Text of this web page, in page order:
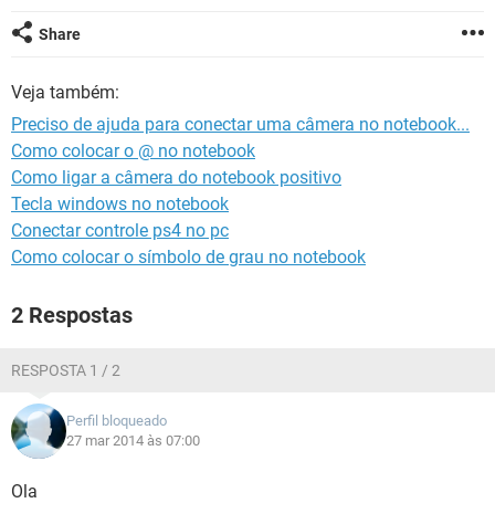
Share
Veja também:
Preciso de ajuda para conectar uma câmera no notebook...
Como colocar o @ no notebook
Como ligar a câmera do notebook positivo
Tecla windows no notebook
Conectar controle ps4 no pc
Como colocar o símbolo de grau no notebook
2 Respostas
RESPOSTA 1 / 2
Perfil bloqueado
27 mar 2014 às 07:00
Ola